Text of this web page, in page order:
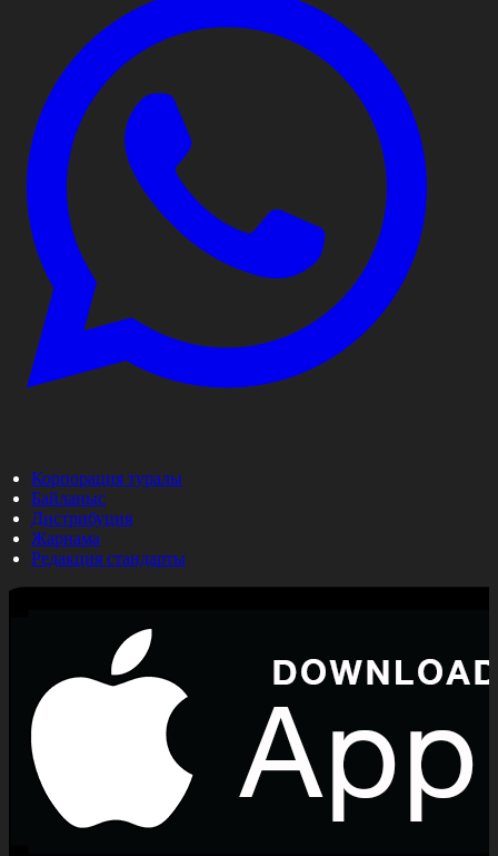
Корпорация туралы
Байланыс
Дистрибуция
Жарнама
Редакция стандарты